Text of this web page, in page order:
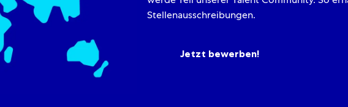
Stellenausschreibungen.
Jetzt bewerben!